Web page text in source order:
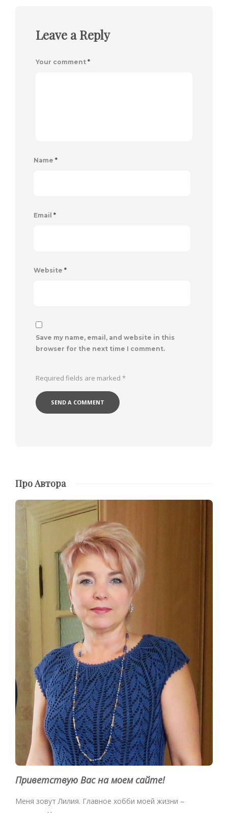
Leave a Reply
Your comment *
Name *
Email *
Website *
Save my name, email, and website in this
browser for the next time I comment.
Required fields are marked *
Про Автора
Приветствую Вас на моем сайте!
Меня зовут Лилия. Главное хобби моей жизни –